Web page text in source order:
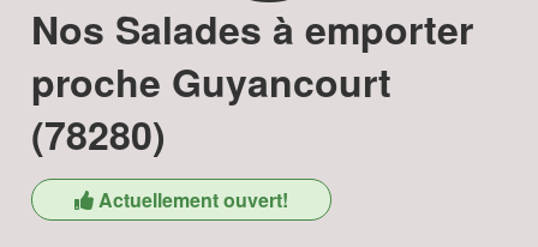
Nos Salades à emporter
proche Guyancourt
(78280)
Actuellement ouvert!